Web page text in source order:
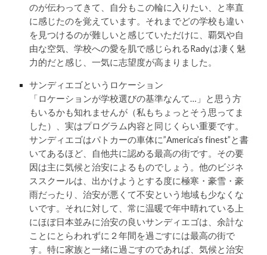
のが伝わってきて、自分もこの輪に入りたい、と率直
に感じたのを覚えています。それまでどの学校も違い
を見つけるのが難しいと感じていただけに、覇気や自
由な空気、学校への愛を肌で感じられるRadyは凄く魅
力的だと感じ、一気に志望度が高まりました。
サンディエゴというロケーション
「ロケーションが学校選びの基準なんて…」と思う方
もいるかも知れませんが（私もちょっとそう思ってま
した）、実はプログラム内容と同じくらい重要です。
サンディエゴはパトカーの車体に”America’s finest”と書
いてあるほど、自他共に認める最高の街です。その要
因は主に気候と治安によるものでしょう。他のビジネ
ススクールは、出かけようとする度に極寒・豪雪・豪
雨だったり、治安が悪くて不安という地域も少なくな
いです。それに対して、常に温暖で年中晴れている上
にほぼ日本並みに治安の良いサンディエゴは、余計な
ことにとらわれずに２年間を過ごすには最高の街で
す。特に家族と一緒に過ごすのであれば、気候と治安